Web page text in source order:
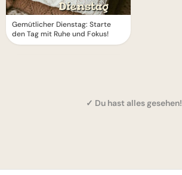
Gemütlicher Dienstag: Starte
den Tag mit Ruhe und Fokus!
✓ Du hast alles gesehen!